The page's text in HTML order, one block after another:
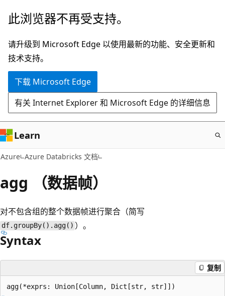
跳
主
要
内
此浏览器不再受支持。
请升级到 Microsoft Edge 以使用最新的功能、安全更新和
技术支持。
下载 Microsoft Edge
有关 Internet Explorer 和 Microsoft Edge 的详细信息
Learn
Azure Azure Databricks 文档
agg （数据帧）
对不包含组的整个数据帧进行聚合（简写
df.groupBy().agg() ）。
Syntax
复制